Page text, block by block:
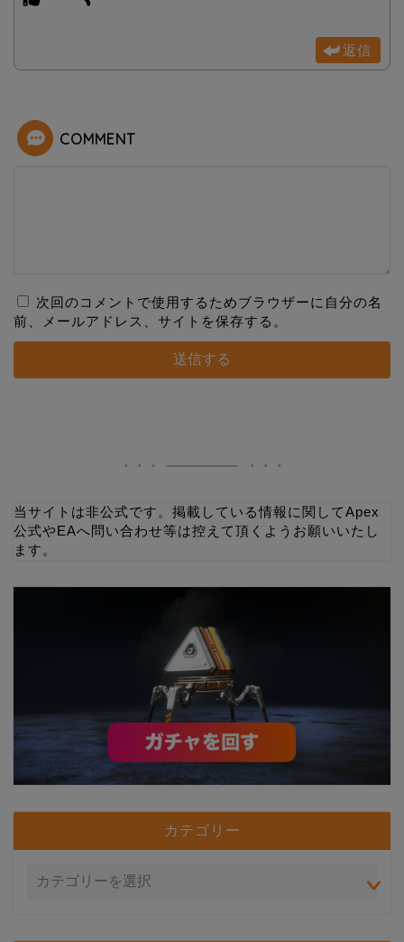
返信
COMMENT
次回のコメントで使用するためブラウザーに自分の名
前、メールアドレス、サイトを保存する。
当サイトは非公式です。掲載している情報に関してApex
公式やEAへ問い合わせ等は控えて頂くようお願いいたし
ます。
カテゴリー